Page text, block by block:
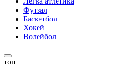
Футзал
Баскетбол
Хокей
Волейбол
топ